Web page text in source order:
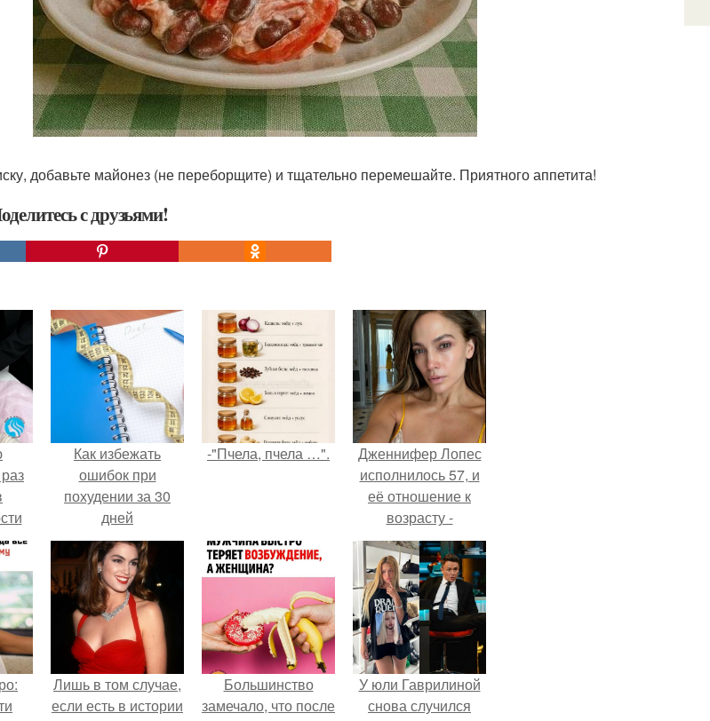
добавьте майонез (не переборщите) и тщательно перемешайте. Приятного аппетита!
с друзьями!
-
Как избежать
ошибок при
похудении за 30
дней
-"Пчела, пчела …".
Дженнифер Лопес
исполнилось 57, и
её отношение к
возрасту -
настоящий
манифест
уверенности: "не
говорите, что я
отлично выгляжу
для 57.
Лишь в том случае,
если есть в истории
Большинство
замечало, что после
У юли Гаврилиной
снова случился